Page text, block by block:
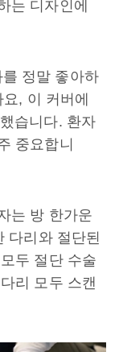
는 디자인에
정말 좋아하
, 이 커버에
습니다. 환자
중요합니
는 방 한가운
다리와 절단된
두 절단 수술
리 모두 스캔